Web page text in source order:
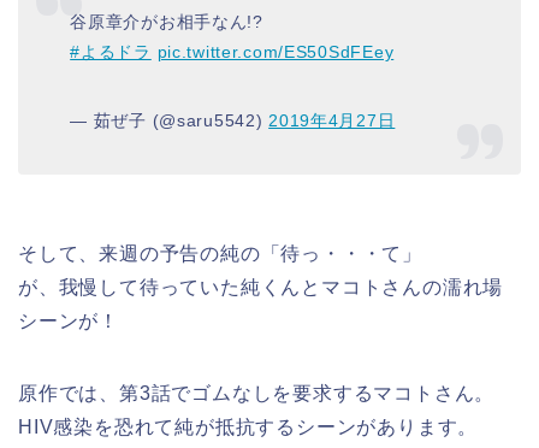
谷原章介がお相手なん!?
#よるドラ pic.twitter.com/ES50SdFEey
— 茹ぜ子 (@saru5542) 2019年4月27日
そして、来週の予告の純の「待っ・・・て」
が、我慢して待っていた純くんとマコトさんの濡れ場
シーンが！
原作では、第3話でゴムなしを要求するマコトさん。
HIV感染を恐れて純が抵抗するシーンがあります。